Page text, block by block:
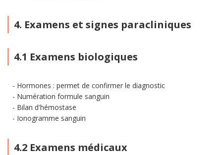
4. Examens et signes paracliniques
4.1 Examens biologiques
Hormones : permet de confirmer le diagnostic
Numération formule sanguin
Bilan d'hémostase
Ionogramme sanguin
4.2 Examens médicaux